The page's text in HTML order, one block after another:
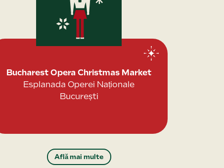
Bucharest Opera Christmas Market
Esplanada Operei Naționale
București
Află mai multe